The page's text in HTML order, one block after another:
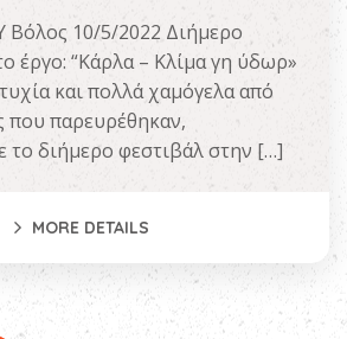
10/5/2022 Διήμερο
έργο: “Κάρλα – Κλίμα γη ύδωρ»
και πολλά χαμόγελα από
που παρευρέθηκαν,
διήμερο φεστιβάλ στην […]
MORE DETAILS